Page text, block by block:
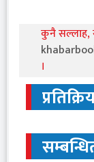
कुनै सल्लाह,
।